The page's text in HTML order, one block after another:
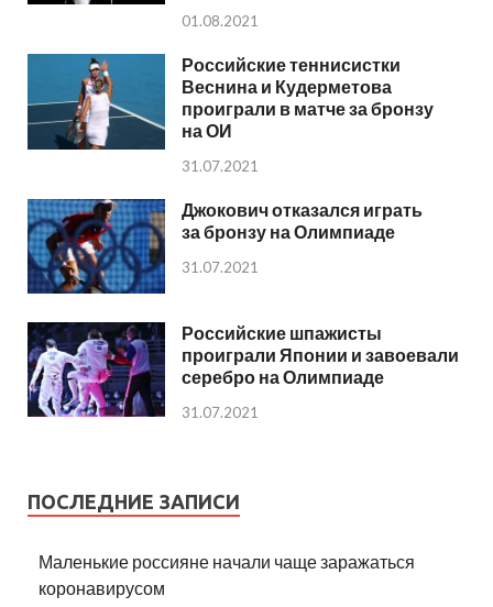
01.08.2021
Российские теннисистки
Веснина и Кудерметова
проиграли в матче за бронзу
на ОИ
31.07.2021
Джокович отказался играть
за бронзу на Олимпиаде
31.07.2021
Российские шпажисты
проиграли Японии и завоевали
серебро на Олимпиаде
31.07.2021
ПОСЛЕДНИЕ ЗАПИСИ
Маленькие россияне начали чаще заражаться
коронавирусом